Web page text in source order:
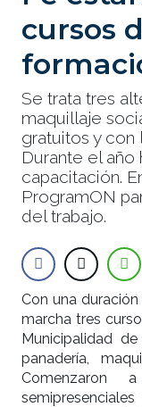
cursos
Se trata tres
maquillaje
gratuitos y con
Durante el año
capacitación.
ProgramON
del trabajo.
Con una
marcha tres
Municipalidad
panadería,
Comenzaron